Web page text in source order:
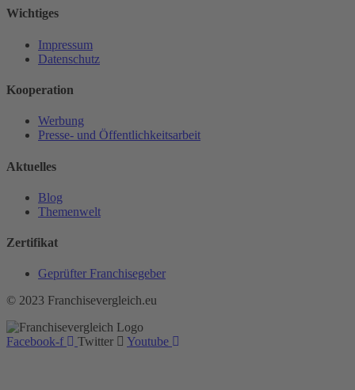
Wichtiges
Impressum
Datenschutz
Kooperation
Werbung
Presse- und Öffentlichkeitsarbeit
Aktuelles
Blog
Themenwelt
Zertifikat
Geprüfter Franchisegeber
© 2023 Franchisevergleich.eu
Facebook-f Twitter Youtube